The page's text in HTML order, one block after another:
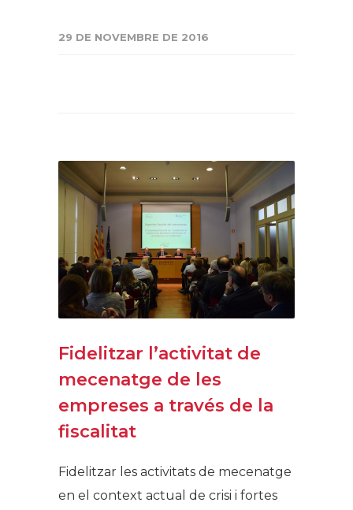
29 DE NOVEMBRE DE 2016
Fidelitzar l’activitat de
mecenatge de les
empreses a través de la
fiscalitat
Fidelitzar les activitats de mecenatge
en el context actual de crisi i fortes